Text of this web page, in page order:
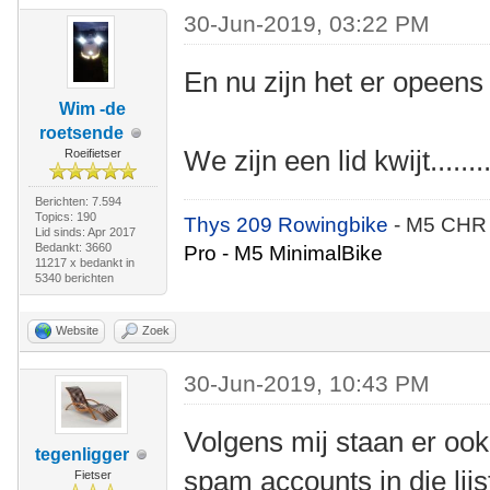
Wim -de
roetsende
Roeifietser
Berichten: 7.594
Topics: 190
Lid sinds: Apr 2017
Bedankt: 3660
11217 x bedankt in
5340 berichten
30-Jun-2019, 03:22 PM
En nu zijn het er
We zijn een lid
Thys 209 Rowingbike- M5
Pro - M5 MinimalBike
Website Zoek
tegenligger
Fietser
30-Jun-2019, 10:43 PM
Volgens mij staan er
spam accounts in die